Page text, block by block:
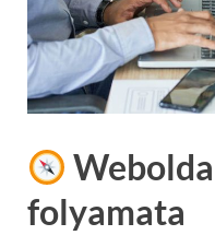
folyamata